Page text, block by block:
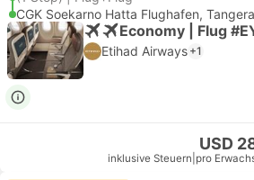
CGK Soekarno Hatta Flughafen,
Economy | Flug
Etihad Airways +1
USD
inklusive Steuern pro